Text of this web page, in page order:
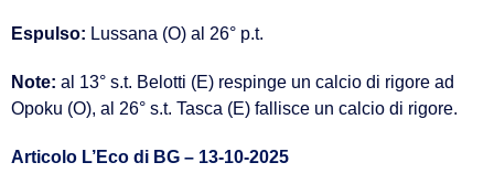
Espulso: Lussana (O) al 26° p.t.
Note: al 13° s.t. Belotti (E) respinge un calcio di rigore ad
Opoku (O), al 26° s.t. Tasca (E) fallisce un calcio di rigore.
Articolo L’Eco di BG – 13-10-2025